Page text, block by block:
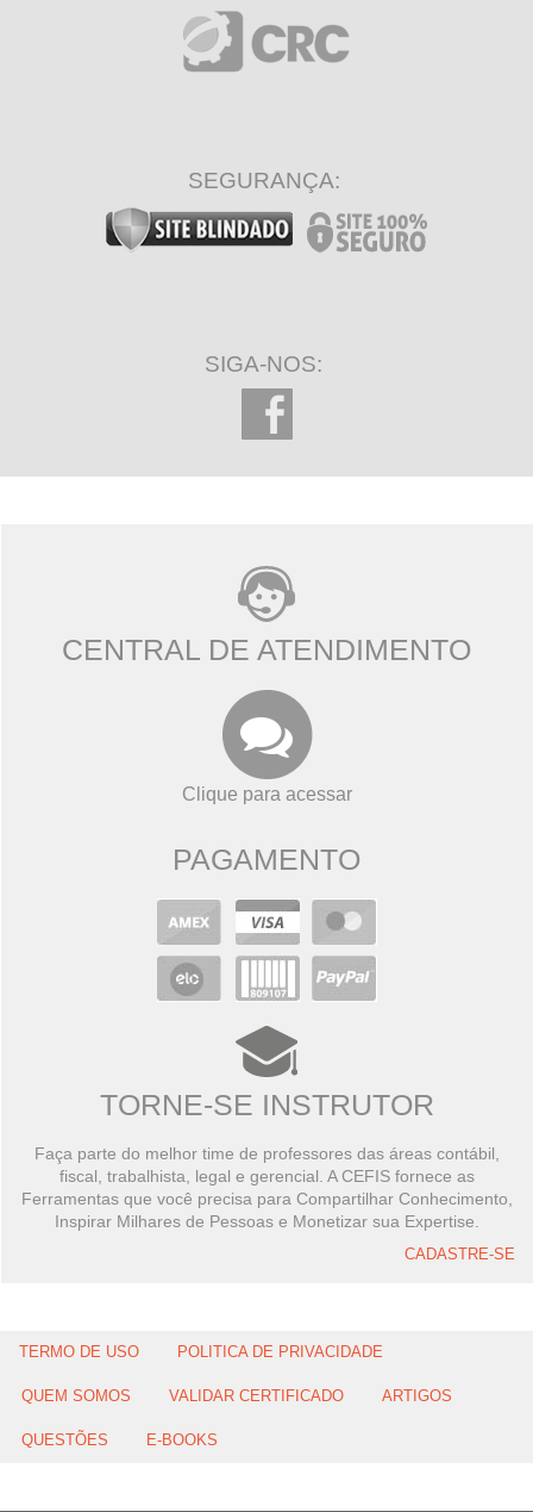
SEGURANÇA:
SIGA-NOS:
CENTRAL DE ATENDIMENTO
Clique para acessar
PAGAMENTO
TORNE-SE INSTRUTOR
Faça parte do melhor time de professores das áreas contábil,
fiscal, trabalhista, legal e gerencial. A CEFIS fornece as
Ferramentas que você precisa para Compartilhar Conhecimento,
Inspirar Milhares de Pessoas e Monetizar sua Expertise.
CADASTRE-SE
TERMO DE USO POLITICA DE PRIVACIDADE
QUEM SOMOS VALIDAR CERTIFICADO ARTIGOS
QUESTÕES E-BOOKS